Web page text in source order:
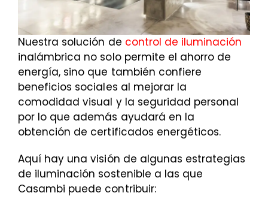
Nuestra solución de control de iluminación
inalámbrica no solo permite el ahorro de
energía, sino que también confiere
beneficios sociales al mejorar la
comodidad visual y la seguridad personal
por lo que además ayudará en la
obtención de certificados energéticos.
Aquí hay una visión de algunas estrategias
de iluminación sostenible a las que
Casambi puede contribuir: